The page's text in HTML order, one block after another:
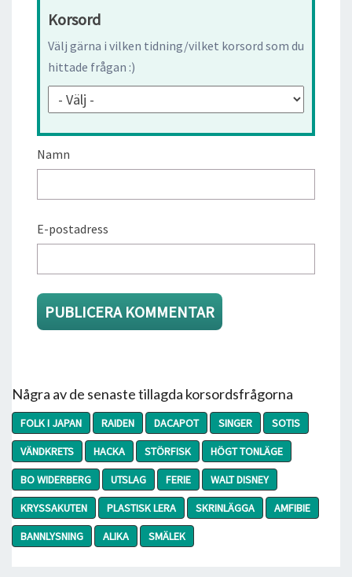
Korsord
Välj gärna i vilken tidning/vilket korsord som du
hittade frågan :)
Namn
E-postadress
Några av de senaste tillagda korsordsfrågorna
FOLK I JAPAN RAIDEN DACAPOT SINGER
SOTIS
VÄNDKRETS
HACKA STÖRFISK
HÖGT TONLÄGE
BO WIDERBERG
UTSLAG FERIE
WALT DISNEY
KRYSSAKUTEN
PLASTISK LERA SKRINLÄGGA
AMFIBIE
BANNLYSNING
ALIKA SMÄLEK